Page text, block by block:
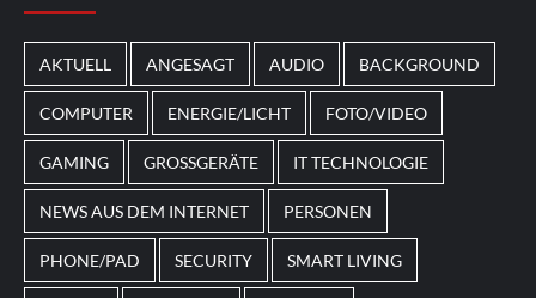
Spielautomaten mit passenden Designs. Im Bereich
vonMagneticslotskönnen solche saisonalen Slots
beispielsweise an Feiertage oder besondere Events
angepasst sein.
AKTUELL ANGESAGT AUDIO BACKGROUND
COMPUTER ENERGIE/LICHT FOTO/VIDEO
GAMING GROSSGERÄTE IT TECHNOLOGIE
NEWS AUS DEM INTERNET PERSONEN
PHONE/PAD SECURITY SMART LIVING